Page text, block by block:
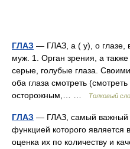
ГЛАЗ — ГЛАЗ, а ( у), о глазе, в
муж. 1. Орган зрения, а
серые, голубые глаза.
оба глаза смотреть
осторожным,… …
Толковый
ГЛАЗ — ГЛАЗ, самый важный
функцией которого является
оценка их по количеству и